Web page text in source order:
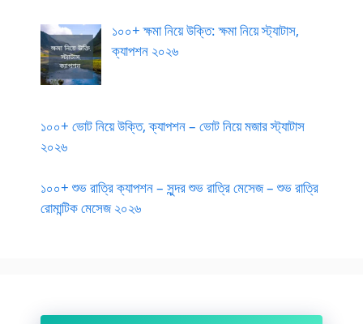
১০০+ ক্ষমা নিয়ে উক্তি: ক্ষমা নিয়ে স্ট্যাটাস,
ক্যাপশন ২০২৬
১০০+ ভোট নিয়ে উক্তি, ক্যাপশন – ভোট নিয়ে মজার স্ট্যাটাস
২০২৬
১০০+ শুভ রাত্রি ক্যাপশন – সুন্দর শুভ রাত্রি মেসেজ – শুভ রাত্রি
রোমান্টিক মেসেজ ২০২৬